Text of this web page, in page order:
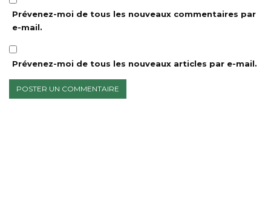
Prévenez-moi de tous les nouveaux commentaires par
e-mail.
Prévenez-moi de tous les nouveaux articles par e-mail.